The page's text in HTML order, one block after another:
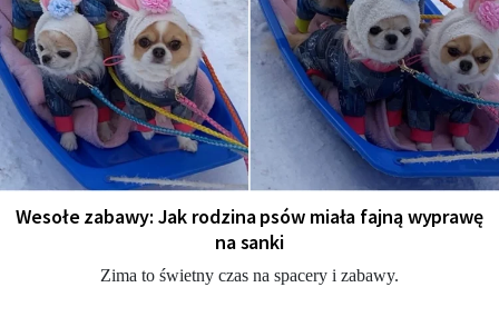
Wesołe zabawy: Jak rodzina psów miała fajną wyprawę
na sanki
Zima to świetny czas na spacery i zabawy.